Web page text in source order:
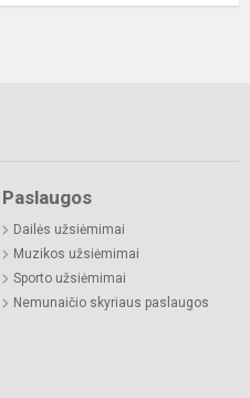
Paslaugos
Dailės užsiėmimai
Muzikos užsiėmimai
Sporto užsiėmimai
Nemunaičio skyriaus paslaugos